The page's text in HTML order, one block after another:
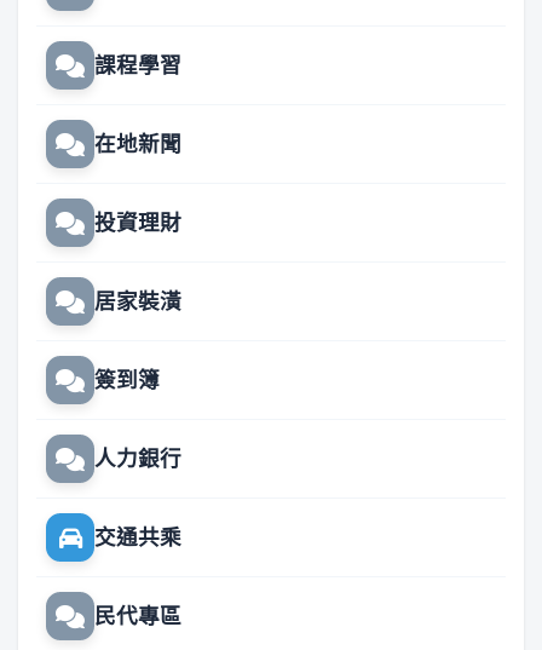
課程學習
在地新聞
投資理財
居家裝潢
簽到簿
人力銀行
交通共乘
民代專區